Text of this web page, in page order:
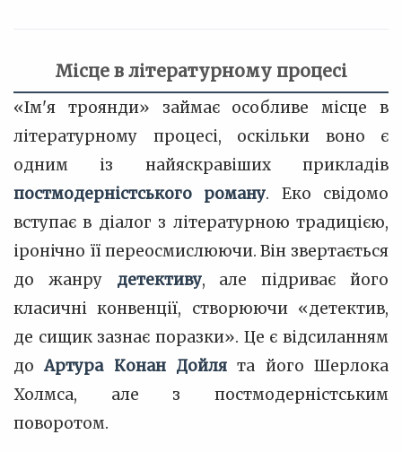
Місце в літературному процесі
«Ім'я троянди» займає особливе місце в
літературному процесі, оскільки воно є
одним із найяскравіших прикладів
постмодерністського роману. Еко свідомо
вступає в діалог з літературною традицією,
іронічно її переосмислюючи. Він звертається
до жанру детективу, але підриває його
класичні конвенції, створюючи «детектив,
де сищик зазнає поразки». Це є відсиланням
доАртура Конан Дойля та його Шерлока
Холмса, але з постмодерністським
поворотом.